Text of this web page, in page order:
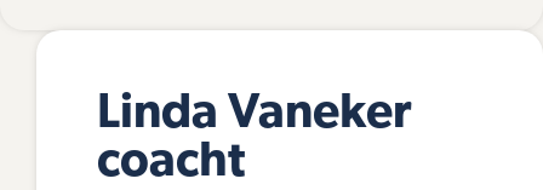
Linda Vaneker
coacht